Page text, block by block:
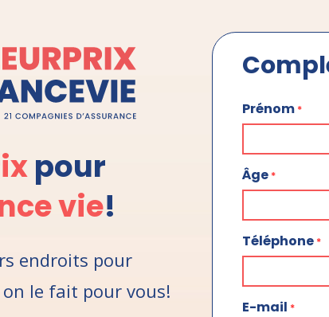
pour
vie!
endroits pour
le fait pour vous!
Prénom *
Âge *
Téléphone *
E-mail *